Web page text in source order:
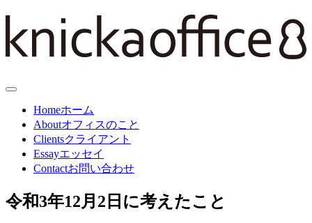
Homeホーム
Aboutオフィスのこと
Clientsクライアント
Essayエッセイ
Contactお問い合わせ
令和3年12月2日に考えたこと